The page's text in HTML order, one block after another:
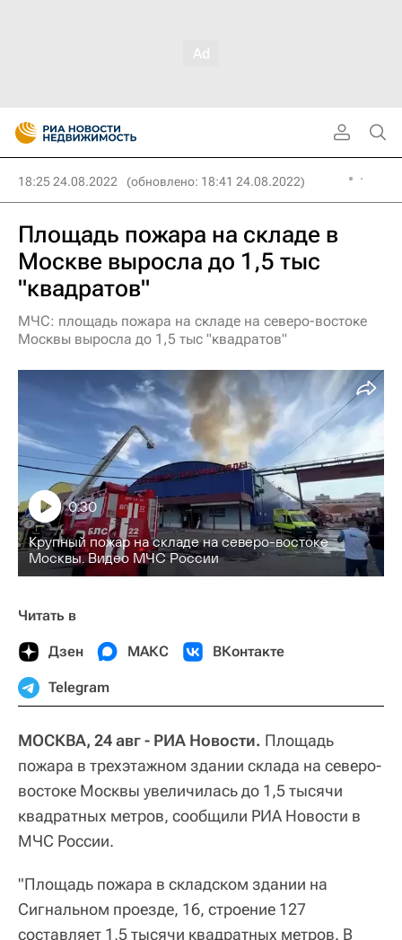
18:25 24.08.2022 (обновлено: 18:41 24.08.2022)
Площадь пожара на складе в
Москве выросла до 1,5 тыс
"квадратов"
МЧС: площадь пожара на складе на северо-востоке
Москвы выросла до 1,5 тыс "квадратов"
Крупный пожар на складе на северо-востоке
Москвы. Видео МЧС России
0:30
Читать в
Дзен МАКС ВКонтакте
Telegram
МОСКВА, 24 авг - РИА Новости. Площадь
пожара в трехэтажном здании склада на северо-
востоке Москвы увеличилась до 1,5 тысячи
квадратных метров, сообщили РИА Новости в
МЧС России.
"Площадь пожара в складском здании на
Сигнальном проезде, 16, строение 127
составляет 1,5 тысячи квадратных метров. В